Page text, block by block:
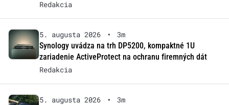
Redakcia
5. augusta 2026 •
3m
Synology uvádza na trh DP5200, kompaktné 1U
zariadenie ActiveProtect na ochranu firemných dát
Redakcia
5. augusta 2026 •
3m